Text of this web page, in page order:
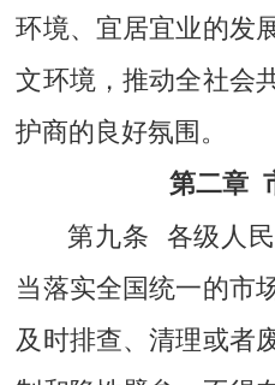
环境、宜居宜业的发
文环境，推动全社会
护商的良好氛围。
第二章
第九条 各级人
当落实全国统一的市
及时排查、清理或者